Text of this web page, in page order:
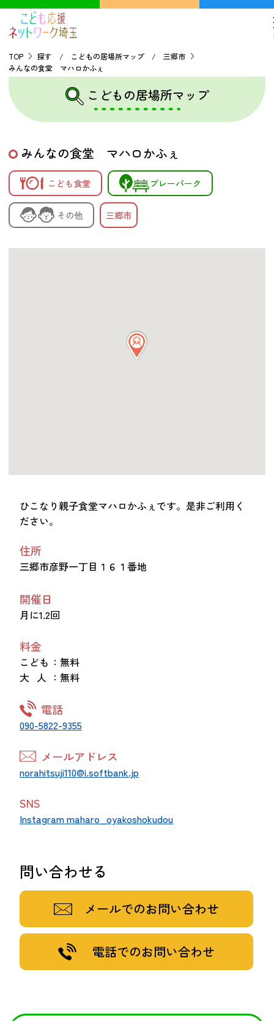
新着情報 音声読み上げ お問い合わせ
TOP
こどもの貧困について
探す
こどもの居場所マップ
フードパントリーマップ
地域ネットワークの紹介
お金を寄付する（埼玉県社会福祉協議会HP）
TOP
探す / こどもの居場所マップ / 三郷市
みんなの食堂 マハロかふぇ
こどもの居場所マップ
みんなの食堂 マハロかふぇ
こども食堂 プレーパーク
その他 三郷市
ひこなり親子食堂マハロかふぇです。是非ご利用く
ださい。
住所
三郷市彦野一丁目１６１番地
開催日
月に1.2回
料金
こども ：無料
大 人 ：無料
電話
090-5822-9355
メールアドレス
norahitsuji110@i.softbank.jp
SNS
Instagram maharo_oyakoshokudou
問い合わせる
メールでのお問い合わせ
電話でのお問い合わせ